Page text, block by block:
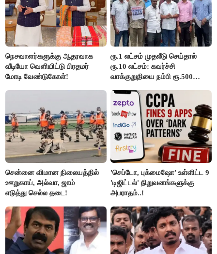
நெசவாளர்களுக்கு ஆதரவாக
வீடியோ வெளியிட்டு பிரதமர்
மோடி வேண்டுகோள்!
ரூ.1 லட்சம் முதலீடு செய்தால்
ரூ.10 லட்சம்: கவர்ச்சி
வாக்குறுதியை நம்பி ரூ.500
மக்கள்!
சென்னை விமான நிலையத்தில்
ஊறுகாய், அல்வா, ஜாம்
எடுத்து செல்ல தடை!
'செப்டோ, புக்மைஷோ' உள்ளிட்ட 9
'டிஜிட்டல்' நிறுவனங்களுக்கு
அபராதம்..!